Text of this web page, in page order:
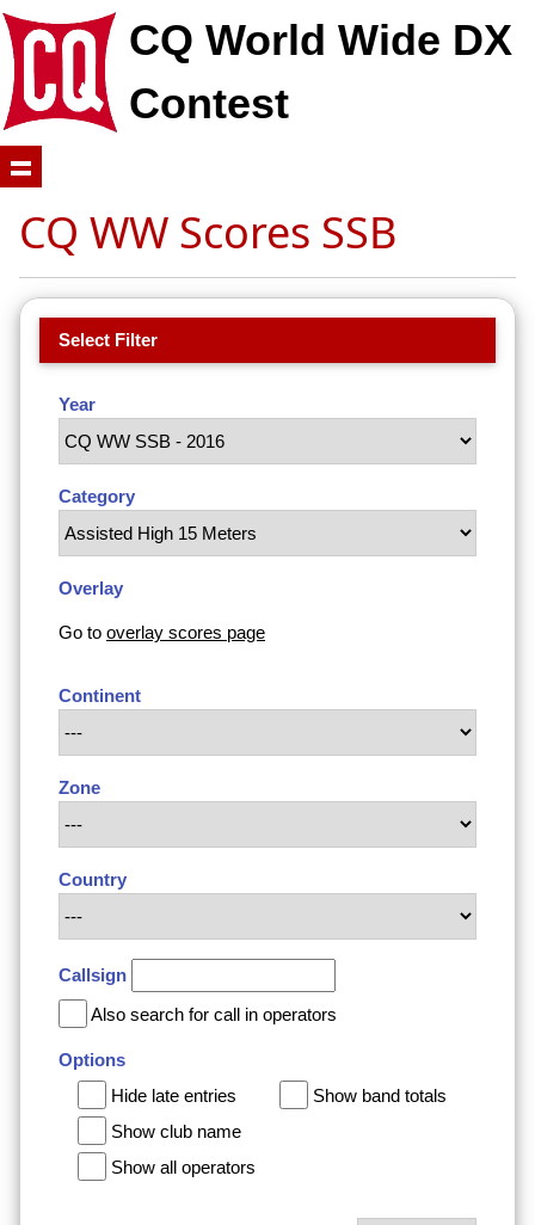
CQ World Wide DX
Contest
CQ WW Scores SSB
Select Filter
Year
Category
Overlay
Go to overlay scores page
Continent
Zone
Country
Callsign
Also search for call in operators
Options
Hide late entries
Show band totals
Show club name
Show all operators